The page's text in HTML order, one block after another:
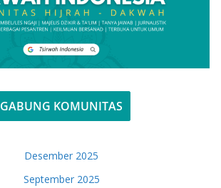
GABUNG KOMUNITAS
Desember 2025
September 2025